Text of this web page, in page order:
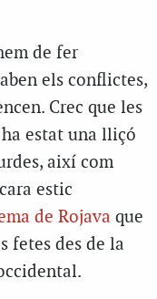
de fer
els conflictes,
Crec que les
ha estat una lliçó
així com
estic
de Rojava que
fetes des de la